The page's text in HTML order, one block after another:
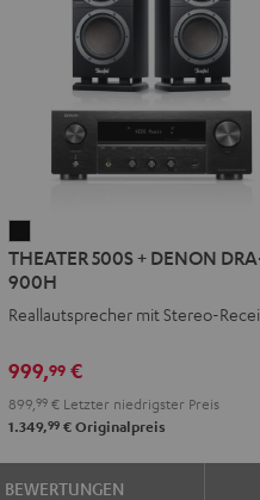
500S
+
DENON
900H
Schwarz
THEATER 500S + DENON
900H
Reallautsprecher mit Stereo-
999,99€
899, 99€Letzter niedrigster Preis
1.349,99€Originalpreis
BEWERTUNGEN